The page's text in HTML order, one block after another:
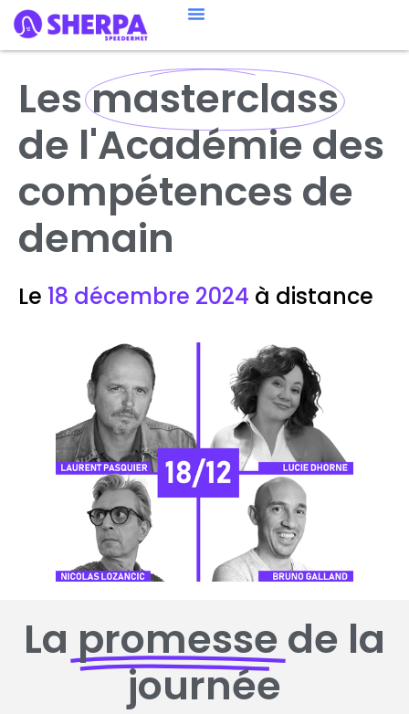
Lesmasterclass
de l'Académie des
compétences de
demain
Le 18 décembre 2024 à distance
La promesse de la
journée